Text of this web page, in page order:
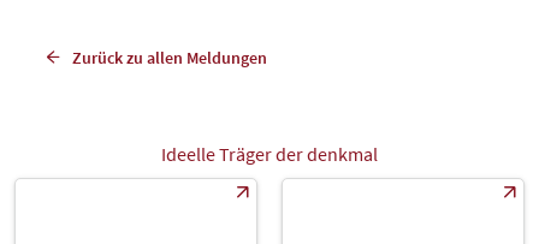
Zurück zu allen Meldungen
Ideelle Träger der denkmal